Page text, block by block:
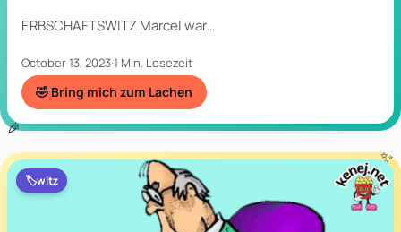
ERBSCHAFTSWITZ Marcel war…
October 13, 2023·1 Min. Lesezeit
🤣 Bring mich zum Lachen
🏷️witz